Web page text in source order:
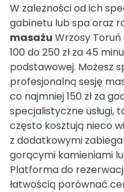
W zależności od ich
gabinetu lub spa oraz
masażu Wrzosy Toruń
100 do 250 zł za 45
podstawowej. Możesz
profesjonalną sesję
co najmniej 150 zł za
specjalistyczne usługi,
często kosztują nieco
z dodatkowymi
gorącymi kamieniami
Platforma do
łatwością porównać